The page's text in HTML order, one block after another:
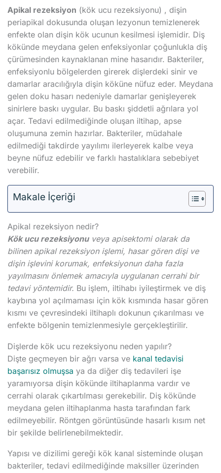
Apikal rezeksiyon (kök ucu rezeksiyonu) , dişin
periapikal dokusunda oluşan lezyonun temizlenerek
enfekte olan dişin kök ucunun kesilmesi işlemidir. Diş
kökünde meydana gelen enfeksiyonlar çoğunlukla diş
çürümesinden kaynaklanan mine hasarıdır. Bakteriler,
enfeksiyonlu bölgelerden girerek dişlerdeki sinir ve
damarlar aracılığıyla dişin köküne nüfuz eder. Meydana
gelen doku hasarı nedeniyle damarlar genişleyerek
sinirlere baskı uygular. Bu baskı şiddetli ağrılara yol
açar. Tedavi edilmediğinde oluşan iltihap, apse
oluşumuna zemin hazırlar. Bakteriler, müdahale
edilmediği takdirde yayılımı ilerleyerek kalbe veya
beyne nüfuz edebilir ve farklı hastalıklara sebebiyet
verebilir.
Makale İçeriği
Apikal rezeksiyon nedir?
Kök ucu rezeksiyonuveya apisektomi olarak da
bilinen apikal rezeksiyon işlemi, hasar gören dişi ve
dişin işlevini korumak, enfeksiyonun daha fazla
yayılmasını önlemek amacıyla uygulanan cerrahi bir
tedavi yöntemidir. Bu işlem, iltihabı iyileştirmek ve diş
kaybına yol açılmaması için kök kısmında hasar gören
kısmı ve çevresindeki iltihaplı dokunun çıkarılması ve
enfekte bölgenin temizlenmesiyle gerçekleştirilir.
Dişlerde kök ucu rezeksiyonu neden yapılır?
Dişte geçmeyen bir ağrı varsa ve kanal tedavisi
başarısız olmuşsa ya da diğer diş tedavileri işe
yaramıyorsa dişin kökünde iltihaplanma vardır ve
cerrahi olarak çıkartılması gerekebilir. Diş kökünde
meydana gelen iltihaplanma hasta tarafından fark
edilmeyebilir. Röntgen görüntüsünde hasarlı kısım net
bir şekilde belirlenebilmektedir.
Yapısı ve dizilimi gereği kök kanal sisteminde oluşan
bakteriler, tedavi edilmediğinde maksiller üzerinden